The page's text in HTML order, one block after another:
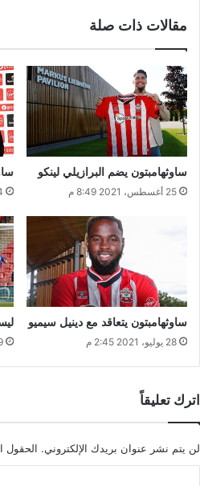
مقالات ذات صلة
ساوثهامبتون يضم البرازيلي لينكو
25 أغسطس، 2021 8:49 م
24
ساوثهامبتون يتعاقد مع دينيل سيميو
28 يوليو، 2021 2:45 م
19
اترك تعليقاً
لن يتم نشر عنوان بريدك الإلكتروني. الحقول